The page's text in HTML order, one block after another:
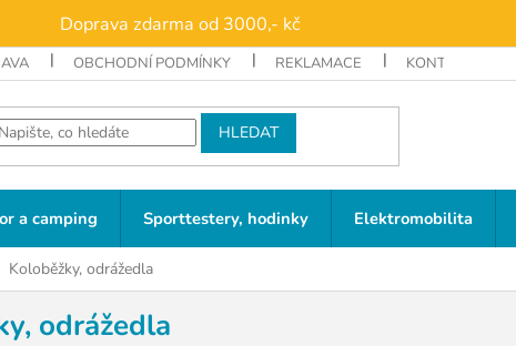
Doprava zdarma od 3000,- kč
OBCHODNÍ PODMÍNKY REKLAMACE KONTAKTY
HLEDAT
a camping Sporttestery, hodinky Elektromobilita
Koloběžky, odrážedla
odrážedla